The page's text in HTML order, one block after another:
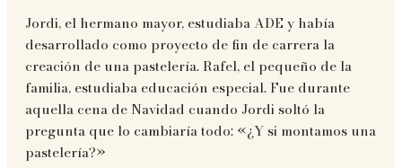
Jordi, el hermano mayor, estudiaba ADE y había
desarrollado como proyecto de fin de carrera la
creación de una pastelería. Rafel, el pequeño de la
familia, estudiaba educación especial. Fue durante
aquella cena de Navidad cuando Jordi soltó la
pregunta que lo cambiaría todo: «¿Y si montamos una
pastelería?»